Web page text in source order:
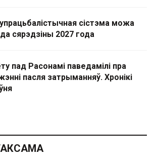
сістэма можа
сярэдзіны 2027 года
пад Расонамі паведамілі пра
пасля затрыманняў. Хронікі